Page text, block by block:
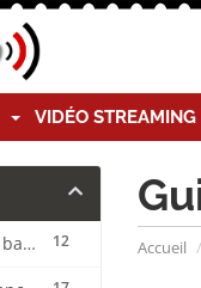
VIDÉO
Accueil
12
1. Guide d'utilisation de base CentovaCast